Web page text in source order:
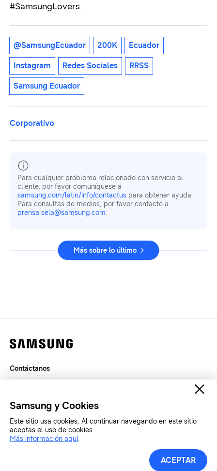
#SamsungLovers.
@SamsungEcuador 200K Ecuador
Instagram Redes Sociales RRSS
Samsung Ecuador
Corporativo
Para cualquier problema relacionado con servicio al
cliente, por favor comuníquese a
samsung.com/latin/info/contactus para obtener ayuda.
Para consultas de medios, por favor contacte a
prensa.sela@samsung.com.
Más sobre lo último
Contáctanos
SAMSUNG.COM
Copyright© SAMSUNG All Rights Reserved.
Samsung y Cookies
Este sitio usa cookies. Al continuar navegando en este sitio
aceptas el uso de cookies.
Más información aquí.
ACEPTAR